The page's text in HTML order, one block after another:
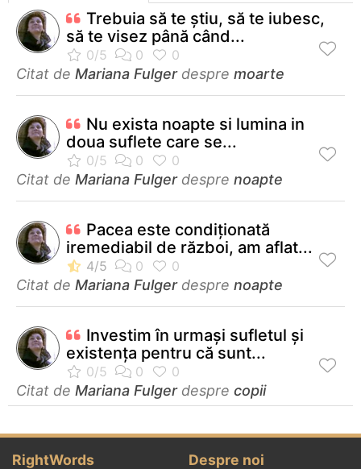
Trebuia să te ştiu, să te iubesc,
să te visez până când...
Citat de Mariana Fulgerdespre moarte
Nu exista noapte si lumina in
doua suflete care se...
Citat de Mariana Fulgerdespre noapte
Pacea este condiționată
iremediabil de război, am aflat...
Citat de Mariana Fulgerdespre noapte
Investim în urmaşi sufletul şi
existenţa pentru că sunt...
Citat de Mariana Fulgerdespre copii
RightWords Despre noi